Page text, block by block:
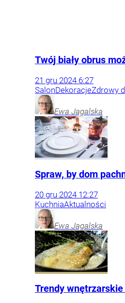
Twój biały obrus
21 gru 2024 6:27
SalonDekoracjeZdrowy
Ewa Jagalska
Spraw, by dom
20 gru 2024 12:27
KuchniaAktualności
Ewa Jagalska
Trendy